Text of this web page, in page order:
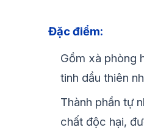
Đặc điểm:
Gồm xà phòng
tinh dầu thiên
Thành phần tự
chất độc hại,